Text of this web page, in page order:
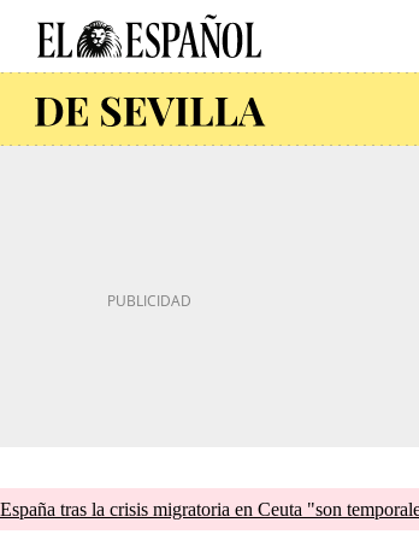
tras la crisis migratoria en Ceuta "son